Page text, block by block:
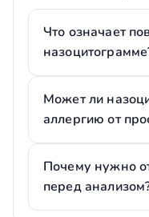
Что означает
Может ли
аллергию от
Почему нужно
перед